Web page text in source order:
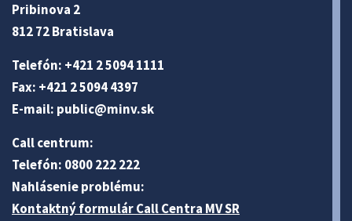
Pribinova 2
812 72 Bratislava
Telefón: +421 2 5094 1111
Fax: +421 2 5094 4397
E-mail: public@minv.sk
Call centrum:
Telefón: 0800 222 222
Nahlásenie problému:
Kontaktný formulár Call Centra MV SR